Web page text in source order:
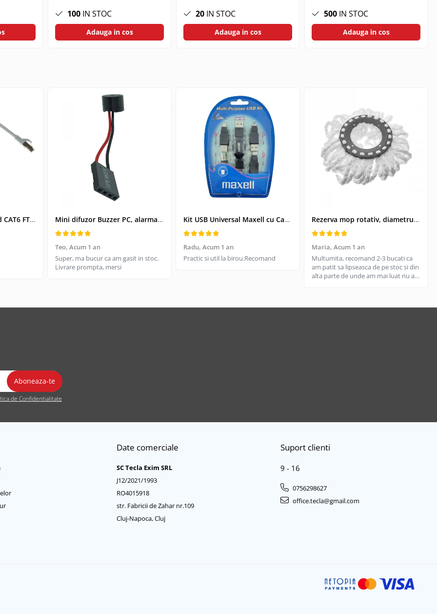
100 IN STOC
Adauga in cos
20 IN STOC
Adauga in cos
500 IN STOC
Adauga in cos
Cablu retea-patchcord CAT6 FTP, Lanberg 43612, 2 X RJ45, lungime 25cm, AWG26, 10Gb/s-250MHz, de legatura retea, ethernet, gri Mini difuzor Buzzer PC, alarma sonora pentru placa de baza PC
Teo, Acum 1 an
Super, ma bucur ca am gasit in stoc.
Livrare prompta, mersi
Kit USB Universal Maxell cu Cablu Retractabil si 4 Adaptoare, Husa Protectoare - Conectivitate pentru Dispozitive Vechi si Noi
Radu, Acum 1 an
Practic si util la birou.Recomand
Rezerva mop rotativ, diametrul parte prindere 16 cm, microfibre cu lungime de 15 cm, alba
Maria, Acum 1 an
Multumita, recomand 2-3 bucati ca
am patit sa lipseasca de pe stoc si din
alta parte de unde am mai luat nu are
de Confidentialitate
Date comerciale
SC Tecla Exim SRL
J12/2021/1993
RO4015918
str. Fabricii de Zahar nr.109
Cluj-Napoca, Cluj
Suport clienti
9 - 16
0756298627
office.tecla@gmail.com